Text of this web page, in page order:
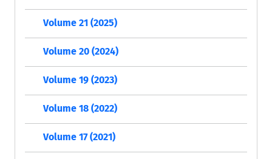
Volume 21 (2025)
Volume 20 (2024)
Volume 19 (2023)
Volume 18 (2022)
Volume 17 (2021)